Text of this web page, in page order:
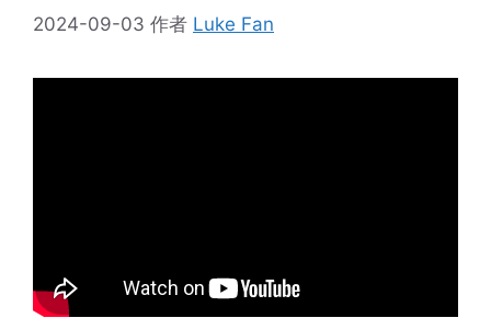
2024-09-03 作者 Luke Fan